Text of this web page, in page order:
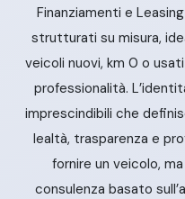
Finanziamenti e
strutturati su misura,
veicoli nuovi, km 0 o
professionalità.
imprescindibili che
lealtà, trasparenza e
fornire un veicolo,
consulenza basato